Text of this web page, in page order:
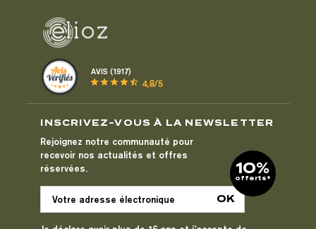
AVIS (1917)
starstarstarstarstar_half 4,8/5
INSCRIVEZ-VOUS À LA NEWSLETTER
Rejoignez notre communauté pour
recevoir nos actualités et offres
réservées.
10%
offerts*